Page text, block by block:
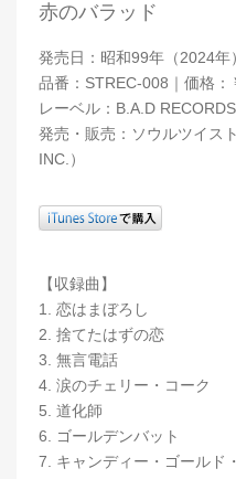
赤のバラッド
発売日：昭和99年（2024年
品番：STREC-008｜価格：
レーベル：B.A.D
発売・販売：ソウルツイス
INC.）
【収録曲】
1. 恋はまぼろし
2. 捨てたはずの恋
3. 無言電話
4. 涙のチェリー・コーク
5. 道化師
6. ゴールデンバット
7. キャンディー・ゴールド